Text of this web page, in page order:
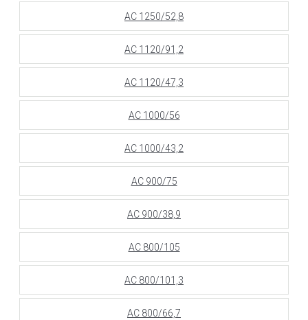
АС 1250/52,8
АС 1120/91,2
АС 1120/47,3
АС 1000/56
АС 1000/43,2
АС 900/75
АС 900/38,9
АС 800/105
АС 800/101,3
АС 800/66,7